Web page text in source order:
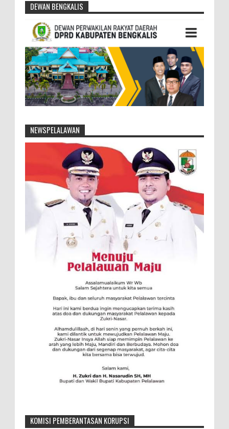
DEWAN BENGKALIS
NEWSPELALAWAN
KOMISI PEMBERANTASAN KORUPSI